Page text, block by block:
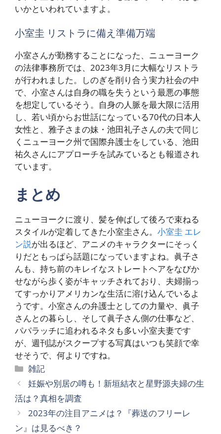
いかといわれていますよ。
小室圭 リストラに備え準備万端
小室さんが勤務することになった、ニューヨーク
の法律事務所では、2023年3月に大幅なリストラ
が行われました。しのぎを削り合う実力社会の中
で、小室さんは自身の職を失うという最悪の事態
を想定しているそう。自身の人脈を最大限に活用
し、若い頃からお世話になっている70代の日本人
女性と、雅子さまの妹・池田礼子さんの夫で同じ
くニューヨーク州で国際弁護士をしている、池田
祐久さんにアプローチを試みているとも報道され
ています。
まとめ
ニューヨークに渡り、髪を伸ばして後ろで束ねる
スタイルが定着してきた小室圭さん。 小室圭 エレ
ン説が出るほど、アニメのキャラクターにそっく
りだともっぱら話題になっていますよね。眞子さ
んも、持ち前のキレイなストレートヘアをなびか
せながら歩く姿がキャッチされており、夫婦揃っ
てすっかりアメリカンな生活に溶け込んでいるよ
うです。小室さんの弁護士としての力量や、眞子
さんとの暮らし、そして眞子さん側の仕事など、
パパラッチに追われるネタも多い小室夫妻です
が、週刊誌がスクープする写真はいつも笑顔で幸
せそうで、何よりですね。
カ
テ
ゴ
リ
ー
雑記
妊娠や別居の噂も！新垣結衣と星野源夫婦の生
活は？真相を調査
2023年の注目アニメは？『葬送のフリーレ
ン』は見るべき？